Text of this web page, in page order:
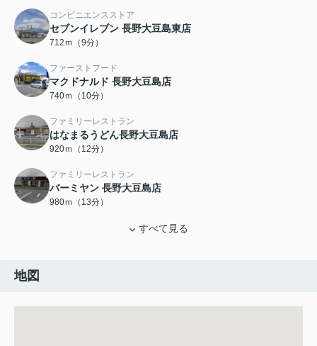
コンビニエンスストア
セブンイレブン 長野大豆島東店
712ｍ（9分）
ファーストフード
マクドナルド 長野大豆島店
740ｍ（10分）
ファミリーレストラン
はなまるうどん長野大豆島店
920ｍ（12分）
ファミリーレストラン
バーミヤン 長野大豆島店
980ｍ（13分）
すべて見る
地図